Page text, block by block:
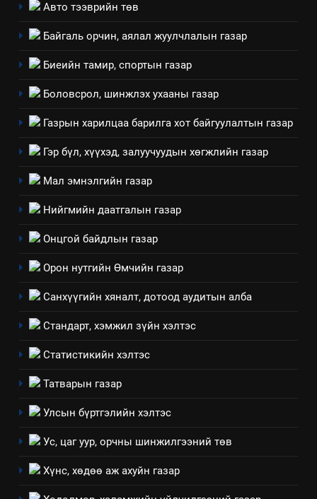
Авто тээврийн төв
Байгаль орчин, аялал жуулчлалын газар
Биеийн тамир, спортын газар
Боловсрол, шинжлэх ухааны газар
Газрын харилцаа барилга хот байгуулалтын газар
Гэр бүл, хүүхэд, залуучуудын хөгжлийн газар
Мал эмнэлгийн газар
Нийгмийн даатгалын газар
Онцгой байдлын газар
Орон нутгийн Өмчийн газар
Санхүүгийн хяналт, дотоод аудитын алба
Стандарт, хэмжил зүйн хэлтэс
Статистикийн хэлтэс
Татварын газар
Улсын бүртгэлийн хэлтэс
Ус, цаг уур, орчны шинжилгээний төв
Хүнс, хөдөө аж ахуйн газар
7
байгаа хууль тогтоомж
ИЛ ТОД БАЙДАЛ
Мэдээлэл хариуцагчийн
үйлдвэрлэл, үйлчилгээ,
технологийн хүн, мал, амьтны
эрүүл мэнд, байгаль орчинд
нөлөөллийн талаарх
ИЛ ТОД БАЙДАЛ
Нээлттэй засгийн түншлэл
долоо хоног-2025
2
ШИЙДНЭ” ӨДРИЙГ ЗОХИОН
3